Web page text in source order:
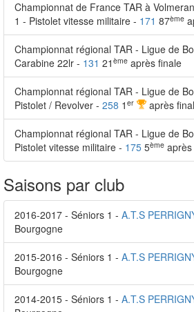
Championnat de France TAR à
1 - Pistolet vitesse militaire - 171 87ème
Championnat régional TAR - Ligue de
Carabine 22lr - 131 21 ème après finale
Championnat régional TAR - Ligue de
Pistolet / Revolver - 258 1 er après
Championnat régional TAR - Ligue de
Pistolet vitesse militaire - 175 5ème
Saisons par club
2016-2017 - Séniors 1 - A.T.S
Bourgogne
2015-2016 - Séniors 1 - A.T.S
Bourgogne
2014-2015 - Séniors 1 - A.T.S